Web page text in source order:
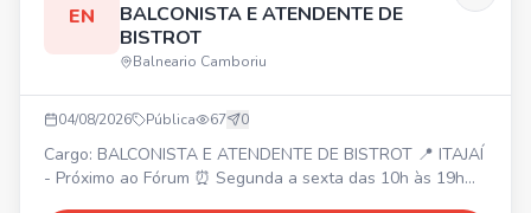
EN
BALCONISTA E ATENDENTE DE
BISTROT
Balneario Camboriu
04/08/2026 Pública 67 0
Cargo: BALCONISTA E ATENDENTE DE BISTROT 📍 ITAJAÍ
- Próximo ao Fórum ⏰ Segunda a sexta das 10h às 19h